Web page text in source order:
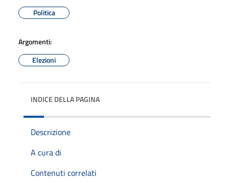
Politica
Argomenti:
Elezioni
INDICE DELLA PAGINA
Descrizione
A cura di
Contenuti correlati